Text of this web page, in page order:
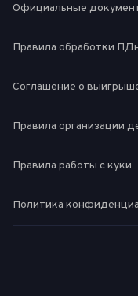
Официальные
Правила обработки
Соглашение о
Правила организации
Правила работы с куки
Политика